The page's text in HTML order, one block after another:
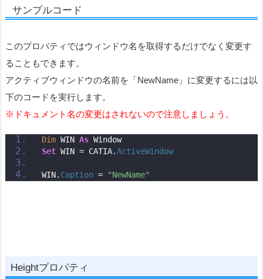
サンプルコード
このプロパティではウィンドウ名を取得するだけでなく変更す
ることもできます。
アクティブウィンドウの名前を「NewName」に変更するには以
下のコードを実行します。
※ドキュメント名の変更はされないので注意しましょう。
Dim WIN As Window
Set WIN = CATIA.ActiveWindow
WIN. Caption = "NewName"
Heightプロパティ